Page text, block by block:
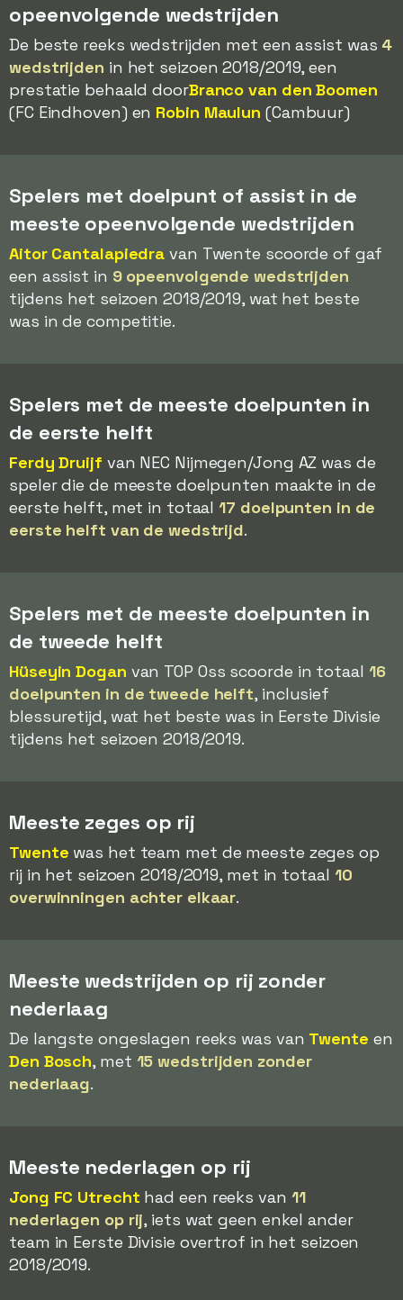
opeenvolgende wedstrijden
De beste reeks wedstrijden met een assist was 4
wedstrijden in het seizoen 2018/2019, een
prestatie behaald doorBranco van den Boomen
(FC Eindhoven) en Robin Maulun (Cambuur)
Spelers met doelpunt of assist in de
meeste opeenvolgende wedstrijden
Aitor Cantalapiedra van Twente scoorde of gaf
een assist in 9 opeenvolgende wedstrijden
tijdens het seizoen 2018/2019, wat het beste
was in de competitie.
Spelers met de meeste doelpunten in
de eerste helft
Ferdy Druijf van NEC Nijmegen/Jong AZ was de
speler die de meeste doelpunten maakte in de
eerste helft, met in totaal17 doelpunten in de
eerste helft van de wedstrijd.
Spelers met de meeste doelpunten in
de tweede helft
Hüseyin Dogan van TOP Oss scoorde in totaal 16
doelpunten in de tweede helft, inclusief
blessuretijd, wat het beste was in Eerste Divisie
tijdens het seizoen 2018/2019.
Meeste zeges op rij
Twente was het team met de meeste zeges op
rij in het seizoen 2018/2019, met in totaal 10
overwinningen achter elkaar.
Meeste wedstrijden op rij zonder
nederlaag
De langste ongeslagen reeks was van Twente en
Den Bosch, met 15 wedstrijden zonder
nederlaag.
Meeste nederlagen op rij
Jong FC Utrecht had een reeks van 11
nederlagen op rij, iets wat geen enkel ander
team in Eerste Divisie overtrof in het seizoen
2018/2019.